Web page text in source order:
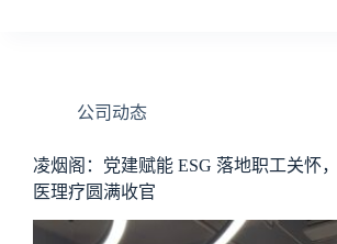
公司动态
凌烟阁：党建赋能 ESG 落地职工关怀
医理疗圆满收官